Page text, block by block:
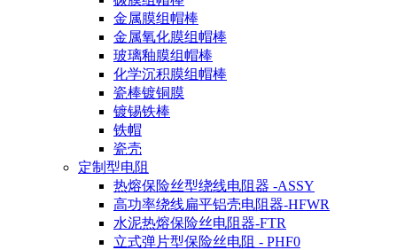
金属膜组帽棒
金属氧化膜组帽棒
玻璃釉膜组帽棒
化学沉积膜组帽棒
瓷棒镀铜膜
镀锡铁棒
铁帽
瓷壳
定制型电阻
热熔保险丝型绕线电阻器 -ASSY
高功率绕线扁平铝壳电阻器-HFWR
水泥热熔保险丝电阻器-FTR
立式弹片型保险丝电阻 - PHF0